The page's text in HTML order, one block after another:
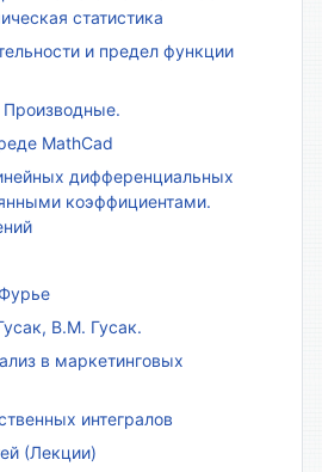
статистика
и предел функции
MathCad
дифференциальных
коэффициентами.
В.М. Гусак.
в маркетинговых
интегралов
(Лекции)